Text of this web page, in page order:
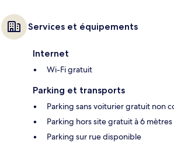
Services et équipements
Internet
Wi-Fi gratuit
Parking et transports
Parking sans voiturier gratuit non
Parking hors site gratuit à 6 mètres
Parking sur rue disponible